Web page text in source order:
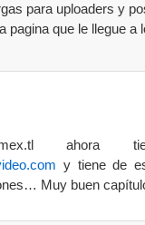
para uploaders y
pagina que le llegue
y tiene de
Muy buen